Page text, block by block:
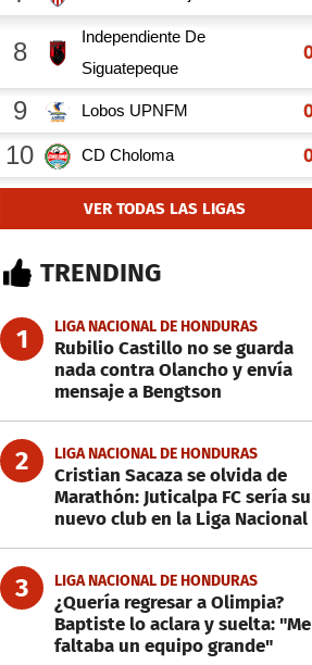
VER TODAS LAS LIGAS
TRENDING
1 LIGA NACIONAL DE HONDURAS
Rubilio Castillo no se guarda
nada contra Olancho y envía
mensaje a Bengtson
2 LIGA NACIONAL DE HONDURAS
Cristian Sacaza se olvida de
Marathón: Juticalpa FC sería su
nuevo club en la Liga Nacional
3 LIGA NACIONAL DE HONDURAS
¿Quería regresar a Olimpia?
Baptiste lo aclara y suelta: "Me
faltaba un equipo grande"